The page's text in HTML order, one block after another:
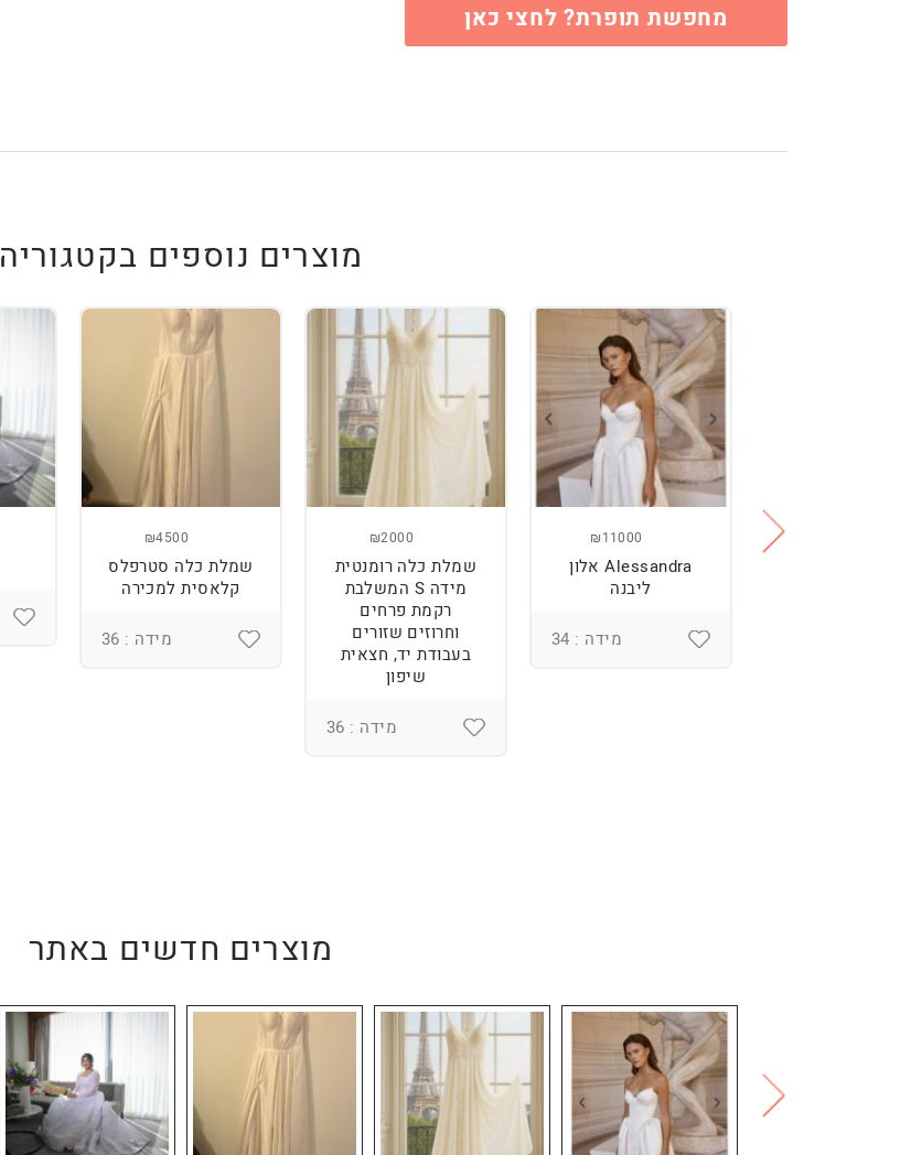
מחפשת תופרת? לחצי כאן
מוצרים נוספים בקטגוריה
₪11000
Alessandra אלון
ליבנה
מידה : 34
₪2000
שמלת כלה רומנטית
מידה S המשלבת
רקמת פרחים
וחרוזים שזורים
בעבודת יד, חצאית
שיפון
מידה : 36
₪4500
שמלת כלה סטרפלס
קלאסית למכירה
מידה : 36
מוצרים חדשים באתר